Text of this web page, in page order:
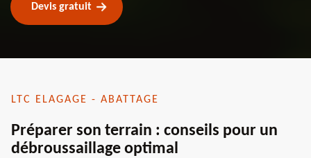
Devis gratuit
LTC ELAGAGE - ABATTAGE
Préparer son terrain : conseils pour un
débroussaillage optimal